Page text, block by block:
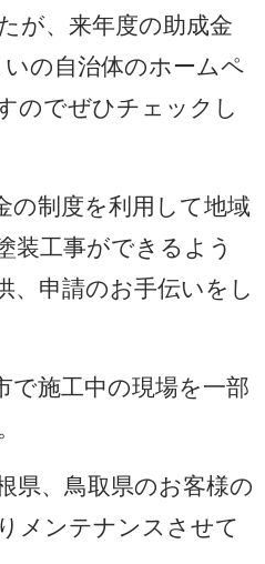
が、来年度の助成金
の自治体のホームペ
のでぜひチェックし
の制度を利用して地域
装工事ができるよう
、申請のお手伝いをし
で施工中の現場を一部
県、鳥取県のお客様の
メンテナンスさせて